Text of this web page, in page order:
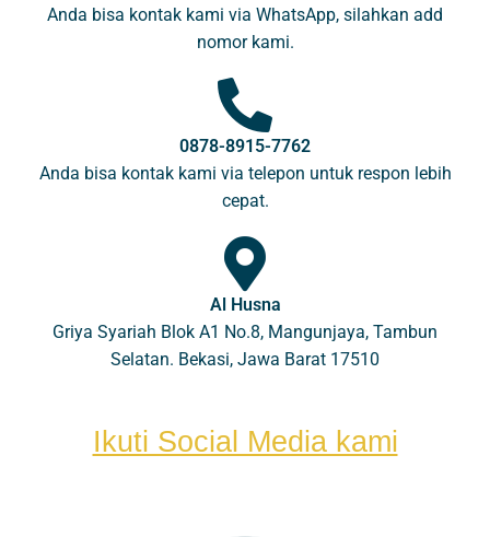
Anda bisa kontak kami via WhatsApp, silahkan add
nomor kami.
0878-8915-7762
Anda bisa kontak kami via telepon untuk respon lebih
cepat.
Al Husna
Griya Syariah Blok A1 No.8, Mangunjaya, Tambun
Selatan. Bekasi, Jawa Barat 17510
Ikuti Social Media kami